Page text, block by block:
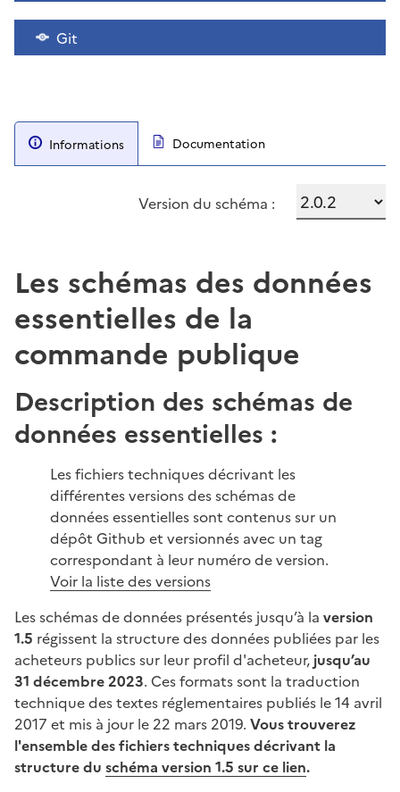
Git
Informations Documentation
Version du schéma :
Les schémas des données
essentielles de la
commande publique
Description des schémas de
données essentielles :
Les fichiers techniques décrivant les
différentes versions des schémas de
données essentielles sont contenus sur un
dépôt Github et versionnés avec un tag
correspondant à leur numéro de version.
Voir la liste des versions
Les schémas de données présentés jusqu’à la version
1.5 régissent la structure des données publiées par les
acheteurs publics sur leur profil d'acheteur, jusqu’au
31 décembre 2023. Ces formats sont la traduction
technique des textes réglementaires publiés le 14 avril
2017 et mis à jour le 22 mars 2019. Vous trouverez
l'ensemble des fichiers techniques décrivant la
structure du schéma version 1.5 sur ce lien.